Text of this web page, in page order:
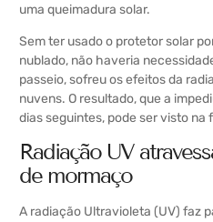
uma queimadura solar.
Sem ter usado o protetor solar
nublado, não haveria
passeio, sofreu os efeitos da
nuvens. O resultado, que a
dias seguintes, pode ser visto na
Radiação UV
de mormaço
A radiação Ultravioleta (UV) faz